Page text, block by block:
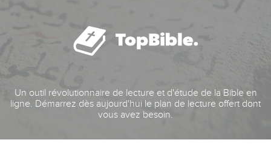
Un outil révolutionnaire de lecture et d'étude de la Bible en
ligne. Démarrez dès aujourd'hui le plan de lecture offert dont
vous avez besoin.